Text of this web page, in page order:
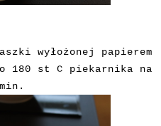
wyłożonej papierem
180 st C piekarnika na